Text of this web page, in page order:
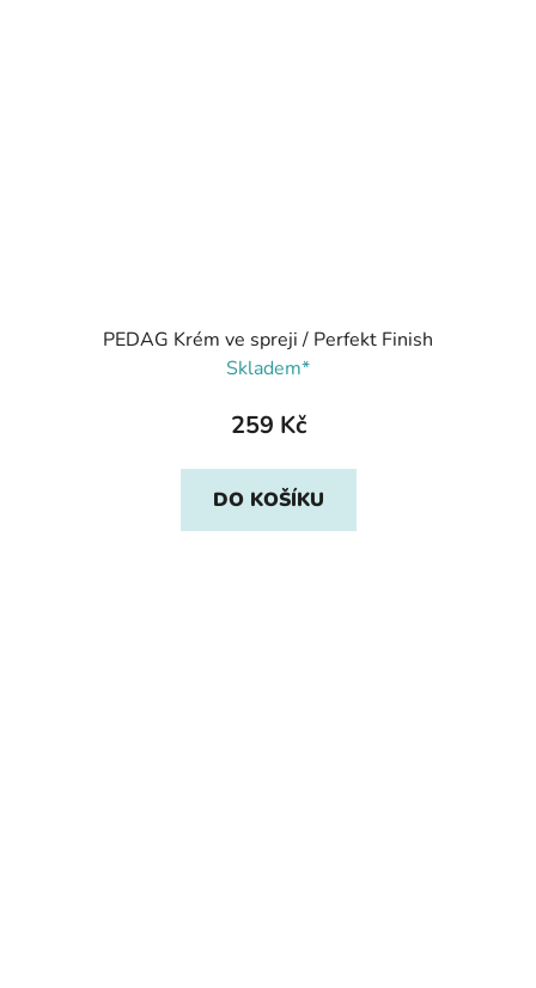
PEDAG Krém ve spreji / Perfekt Finish
Skladem*
259 Kč
DO KOŠÍKU